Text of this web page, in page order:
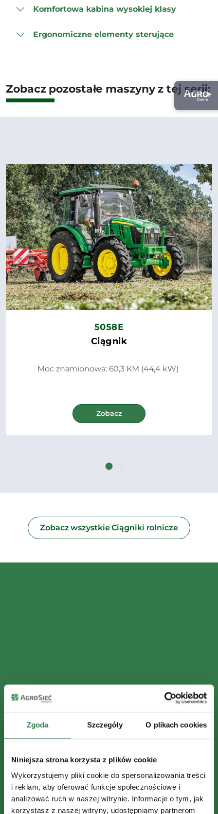
Zgoda Szczegóły O plikach cookies
Niniejsza strona korzysta z plików cookie
Wykorzystujemy pliki cookie do spersonalizowania treści
i reklam, aby oferować funkcje społecznościowe i
analizować ruch w naszej witrynie. Informacje o tym, jak
korzystasz z naszej witryny, udostępniamy partnerom
Komfortowa kabina wysokiej klasy
Ergonomiczne elementy sterujące
Zobacz pozostałe maszyny z tej serii:
5058E
Ciągnik
Moc znamionowa: 60,3 KM (44,4 kW)
Zobacz
Zobacz wszystkie Ciągniki rolnicze